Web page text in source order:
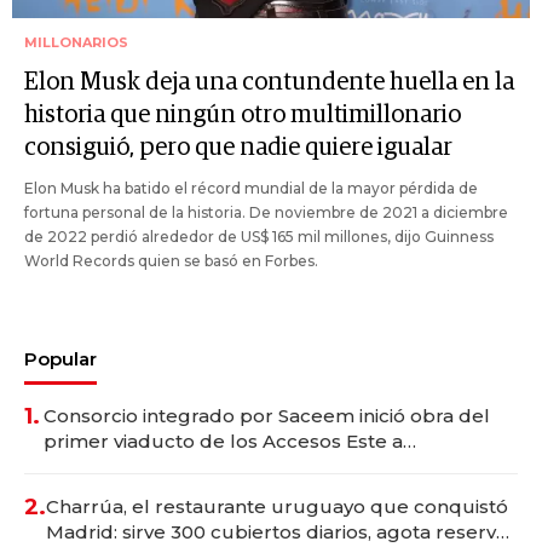
MILLONARIOS
Elon Musk deja una contundente huella en la
historia que ningún otro multimillonario
consiguió, pero que nadie quiere igualar
Elon Musk ha batido el récord mundial de la mayor pérdida de
fortuna personal de la historia. De noviembre de 2021 a diciembre
de 2022 perdió alrededor de US$ 165 mil millones, dijo Guinness
World Records quien se basó en Forbes.
Popular
1. Consorcio integrado por Saceem inició obra del
primer viaducto de los Accesos Este a
2.Charrúa, el restaurante uruguayo que conquistó
Madrid: sirve 300 cubiertos diarios, agota reservas